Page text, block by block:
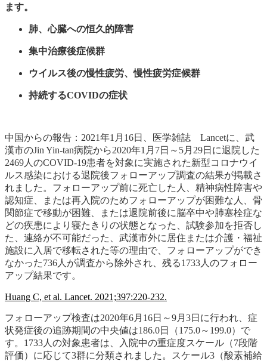
ます。
肺、心臓への恒久的障害
集中治療後症候群
ウイルス後の慢性疲労、慢性疲労症候群
持続するCOVIDの症状
中国からの報告： 2021年1月16日、医学雑誌 Lancetに、武
漢市のJin Yin-tan病院から2020年1月7日～5月29日に退院した
2469人のCOVID-19患者を対象に実施された新型コロナウイ
ルス感染における退院後フォローアップ調査の結果が掲載さ
れました。フォローアップ前に死亡した人、精神病性障害や
認知症、または再入院のためフォローアップが困難な人、骨
関節症で移動が困難、または退院前後に脳卒中や肺塞栓症な
どの疾患により寝たきりの状態となった、試験参加を拒否し
た、連絡が不可能だった、武漢市外に居住または介護・福祉
施設に入居で移転された等の理由で、フォローアップができ
なかった736人が調査から除外され、残る1733人のフォロー
アップ結果です。
Huang C, et al. Lancet. 2021;397:220-232.
フォローアップ検査は2020年6月16日～9月3日に行われ、症
状発症後の追跡期間の中央値は186.0日（175.0～199.0）で
す。1733人の対象患者は、入院中の重症度スケール（7段階
評価）に応じて3群に分類されました。スケール3（酸素補給